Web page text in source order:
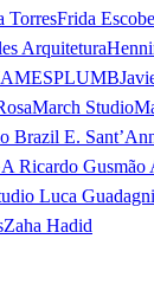
TorresFrida
Arquitetura
March Studio
Brazil E.
Ricardo Gusmão
Luca
Zaha Hadid